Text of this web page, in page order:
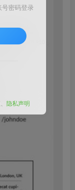
号密码登录
隐私声明